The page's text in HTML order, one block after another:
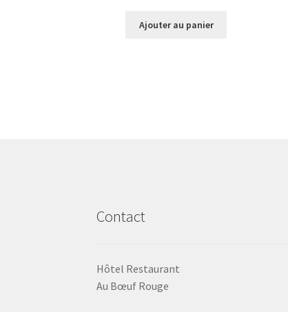
Ajouter au panier
Contact
Hôtel Restaurant
Au Bœuf Rouge